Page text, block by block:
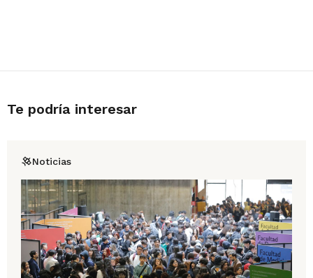
Te podría interesar
Noticias